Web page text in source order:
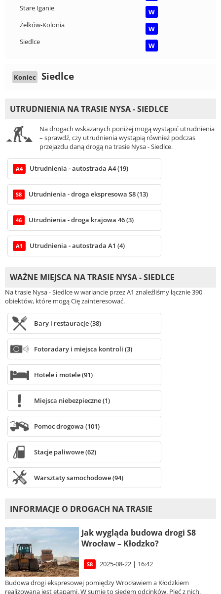
Stare Iganie
W
Żelków-Kolonia
W
Siedlce
W
Koniec Siedlce
UTRUDNIENIA NA TRASIE NYSA - SIEDLCE
Na drogach wskazanych poniżej mogą wystąpić utrudnienia
– sprawdź, czy utrudnienia wystąpią również podczas
przejazdu daną drogą na trasie Nysa - Siedlce.
A4 Utrudnienia - autostrada A4 (19)
S8 Utrudnienia - droga ekspresowa S8 (13)
46 Utrudnienia - droga krajowa 46 (3)
A1 Utrudnienia - autostrada A1 (4)
WAŻNE MIEJSCA NA TRASIE NYSA - SIEDLCE
Na trasie Nysa - Siedlce w wariancie przez A1 znaleźliśmy łącznie 390
obiektów, które mogą Cię zainteresować.
Bary i restauracje (38)
Fotoradary i miejsca kontroli (3)
Hotele i motele (91)
Miejsca niebezpieczne (1)
Pomoc drogowa (101)
Stacje paliwowe (62)
Warsztaty samochodowe (94)
INFORMACJE O DROGACH NA TRASIE
Jak wygląda budowa drogi S8
Wrocław – Kłodzko?
S8 2025-08-22 | 16:42
Budowa drogi ekspresowej pomiędzy Wrocławiem a Kłodzkiem
realizowana jest etapami. W sumie to siedem odcinków. Pięć z nich,